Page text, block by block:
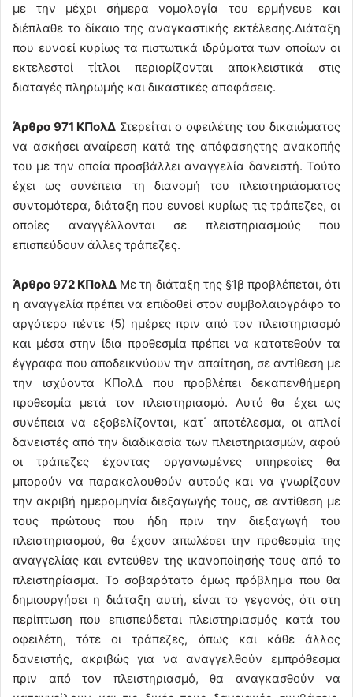
με την μέχρι σήμερα νομολογία του ερμήνευε και
διέπλαθε το δίκαιο της αναγκαστικής εκτέλεσης.Διάταξη
που ευνοεί κυρίως τα πιστωτικά ιδρύματα των οποίων οι
εκτελεστοί τίτλοι περιορίζονται αποκλειστικά στις
διαταγές πληρωμής και δικαστικές αποφάσεις.
Άρθρο 971 ΚΠολΔ Στερείται ο οφειλέτης του δικαιώματος
να ασκήσει αναίρεση κατά της απόφασηςτης ανακοπής
του με την οποία προσβάλλει αναγγελία δανειστή. Τούτο
έχει ως συνέπεια τη διανομή του πλειστηριάσματος
συντομότερα, διάταξη που ευνοεί κυρίως τις τράπεζες, οι
οποίες αναγγέλλονται σε πλειστηριασμούς που
επισπεύδουν άλλες τράπεζες.
Άρθρο 972 ΚΠολΔ Με τη διάταξη της §1β προβλέπεται, ότι
η αναγγελία πρέπει να επιδοθεί στον συμβολαιογράφο το
αργότερο πέντε (5) ημέρες πριν από τον πλειστηριασμό
και μέσα στην ίδια προθεσμία πρέπει να κατατεθούν τα
έγγραφα που αποδεικνύουν την απαίτηση, σε αντίθεση με
την ισχύοντα ΚΠολΔ που προβλέπει δεκαπενθήμερη
προθεσμία μετά τον πλειστηριασμό. Αυτό θα έχει ως
συνέπεια να εξοβελίζονται, κατ΄ αποτέλεσμα, οι απλοί
δανειστές από την διαδικασία των πλειστηριασμών, αφού
οι τράπεζες έχοντας οργανωμένες υπηρεσίες θα
μπορούν να παρακολουθούν αυτούς και να γνωρίζουν
την ακριβή ημερομηνία διεξαγωγής τους, σε αντίθεση με
τους πρώτους που ήδη πριν την διεξαγωγή του
πλειστηριασμού, θα έχουν απωλέσει την προθεσμία της
αναγγελίας και εντεύθεν της ικανοποίησής τους από το
πλειστηρίασμα. Το σοβαρότατο όμως πρόβλημα που θα
δημιουργήσει η διάταξη αυτή, είναι το γεγονός, ότι στη
περίπτωση που επισπεύδεται πλειστηριασμός κατά του
οφειλέτη, τότε οι τράπεζες, όπως και κάθε άλλος
δανειστής, ακριβώς για να αναγγελθούν εμπρόθεσμα
πριν από τον πλειστηριασμό, θα αναγκασθούν να